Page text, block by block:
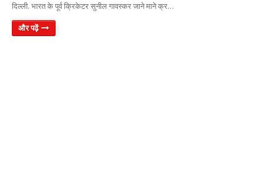
दिल्ली. भारत के पूर्व क्रिकेटर सुनील गावस्कर जाने माने क्र…
और पढ़ें